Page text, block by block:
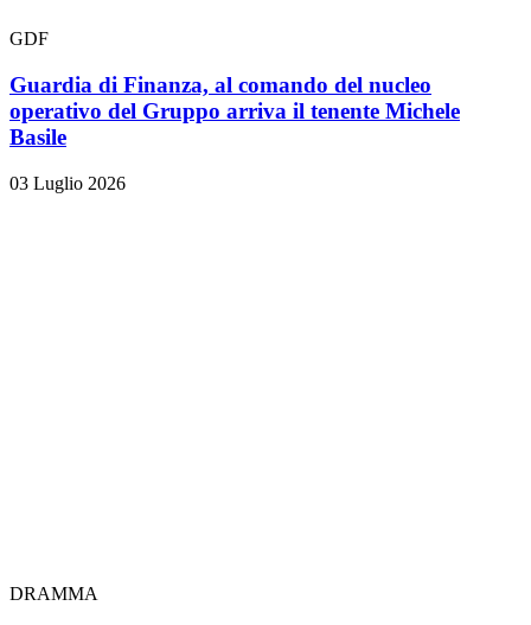
GDF
Guardia di Finanza, al comando del nucleo
operativo del Gruppo arriva il tenente Michele
Basile
03 Luglio 2026
DRAMMA